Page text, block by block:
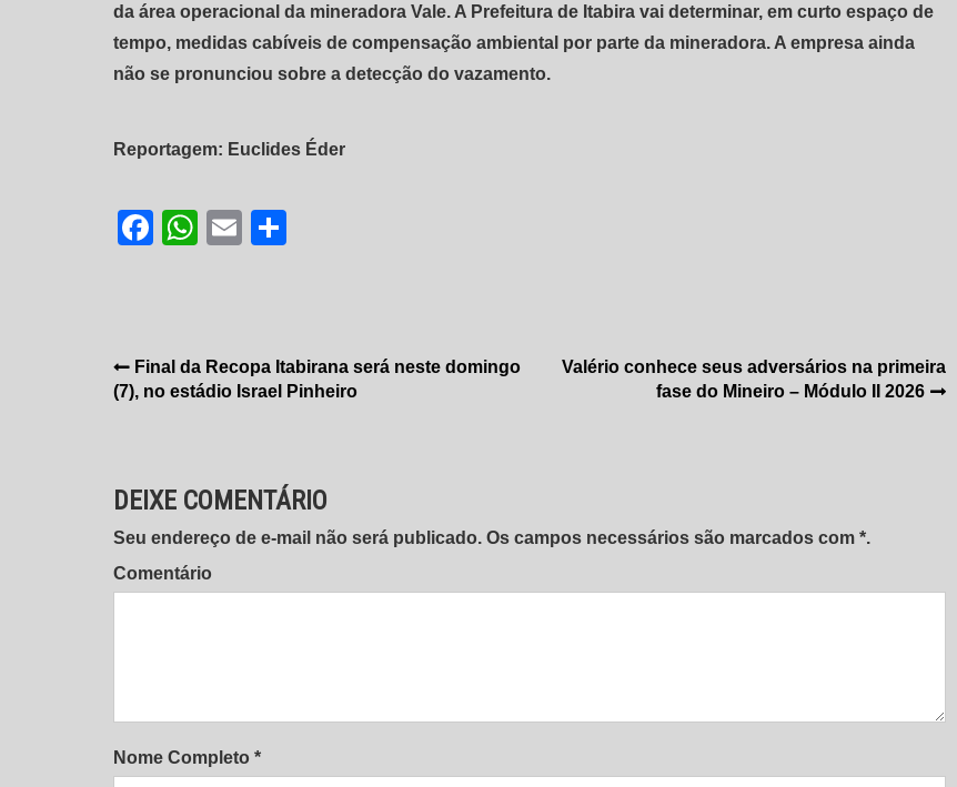
da área operacional da mineradora Vale. A Prefeitura de Itabira vai determinar, em curto espaço de
tempo, medidas cabíveis de compensação ambiental por parte da mineradora. A empresa ainda
não se pronunciou sobre a detecção do vazamento.
Reportagem: Euclides Éder
Facebook
WhatsApp
Email
Navegação
de
Final da Recopa Itabirana será neste domingo
(7), no estádio Israel Pinheiro
Valério conhece seus adversários na primeira
fase do Mineiro – Módulo II 2026
DEIXE COMENTÁRIO
Seu endereço de e-mail não será publicado. Os campos necessários são marcados com *.
Comentário
Nome Completo *